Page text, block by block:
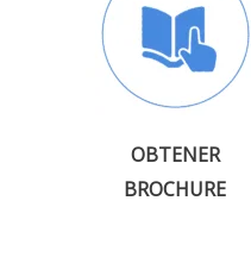
OBTENER
BROCHURE